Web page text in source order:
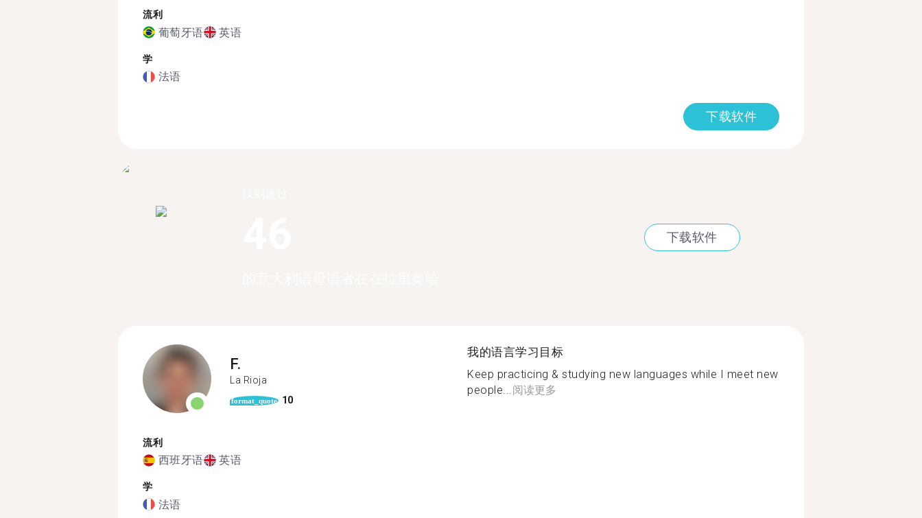
流利
葡萄牙语 英语
学
法语
下载软件
下载软件
F.
La Rioja
format_quote 10
流利
西班牙语 英语
学
法语
我的语言学习目标
Keep practicing & studying new languages while I meet new
people... 阅读更多